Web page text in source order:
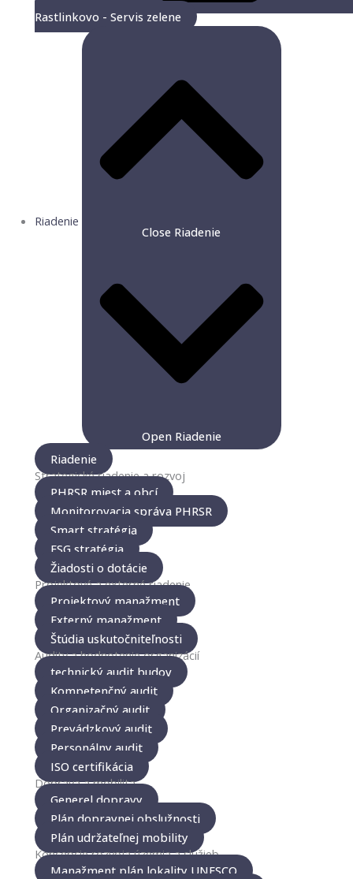
Rastlinkovo - Servis zelene
Riadenie
Close Riadenie
Open Riadenie
Riadenie
Strategické riadenie a rozvoj
PHRSR miest a obcí
Monitorovacia správa PHRSR
Smart stratégia
ESG stratégia
Žiadosti o dotácie
Projektové a externé riadenie
Projektový manažment
Externý manažment
Štúdia uskutočniteľnosti
Audity a hodnotenie organizácií
technický audit budov
Kompetenčný audit
Organizačný audit
Prevádzkový audit
Personálny audit
ISO certifikácia
Doprava a mobilita
Generel dopravy
Plán dopravnej obslužnosti
Plán udržateľnej mobility
Koncepcie rozvoja územia a služieb
Manažment plán lokality UNESCO